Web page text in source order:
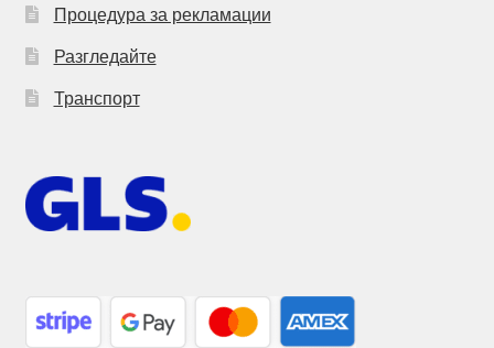
Процедура за рекламации
Разгледайте
Транспорт